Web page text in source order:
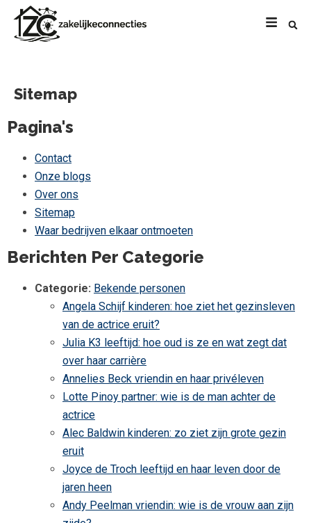
Sitemap
Pagina's
Contact
Onze blogs
Over ons
Sitemap
Waar bedrijven elkaar ontmoeten
Berichten Per Categorie
Categorie: Bekende personen
Angela Schijf kinderen: hoe ziet het gezinsleven
van de actrice eruit?
Julia K3 leeftijd: hoe oud is ze en wat zegt dat
over haar carrière
Annelies Beck vriendin en haar privéleven
Lotte Pinoy partner: wie is de man achter de
actrice
Alec Baldwin kinderen: zo ziet zijn grote gezin
eruit
Joyce de Troch leeftijd en haar leven door de
jaren heen
Andy Peelman vriendin: wie is de vrouw aan zijn